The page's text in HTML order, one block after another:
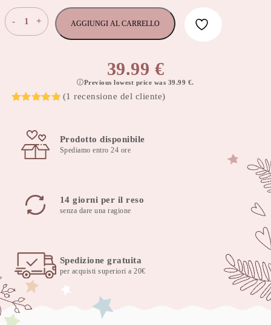
-
Sacco
nanna
Jambo
+ AGGIUNGI AL CARRELLO
39.99 €
Previous lowest price was 39.99 €.
recensioni
(1 recensione del cliente)
Prodotto disponibile
Spediamo entro 24 ore
14 giorni per il reso
senza dare una ragione
Spedizione gratuita
per acquisti superiori a 20€